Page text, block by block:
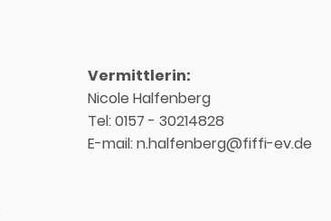
Vermittlerin:
Nicole Halfenberg
Tel: 0157 - 30214828
E-mail: n.halfenberg@fiffi-ev.de